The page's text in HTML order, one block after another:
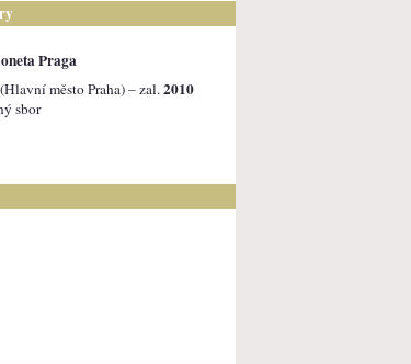
Praga
město Praha) – zal. 2010
sbor